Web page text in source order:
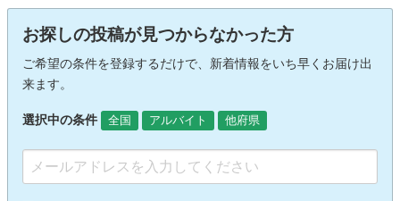
お探しの投稿が見つからなかった方
ご希望の条件を登録するだけで、新着情報をいち早くお届け出
来ます。
選択中の条件 全国 アルバイト 他府県